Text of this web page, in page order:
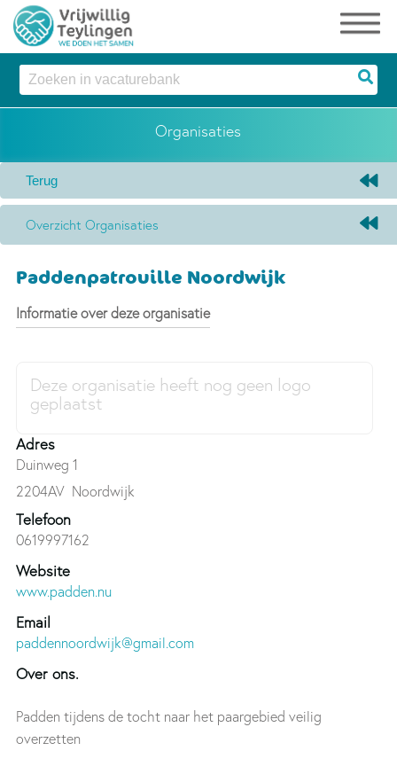
Organisaties
Overzicht Organisaties
Paddenpatrouille Noordwijk
Informatie over deze organisatie
Adres
Duinweg 1
2204AV Noordwijk
Telefoon
0619997162
Website
www.padden.nu
Email
paddennoordwijk@gmail.com
Over ons.
Padden tijdens de tocht naar het paargebied veilig
overzetten